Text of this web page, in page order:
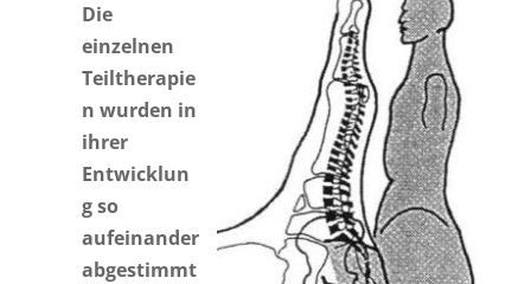
Die
einzelnen
Teiltherapie
n wurden in
ihrer
Entwicklun
g so
aufeinander
abgestimmt